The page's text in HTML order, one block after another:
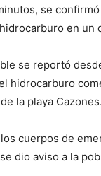
se
en un
se reportó
hidrocarburo
la playa Cazones.
cuerpos de
dio aviso a la